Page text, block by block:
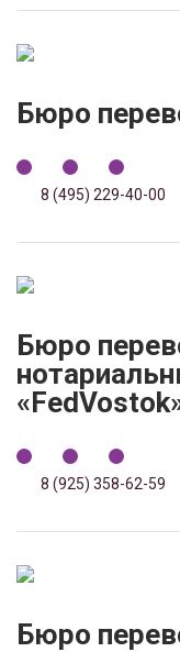
Бюро
8 (495) 229-40-00
Бюро
8 (925) 358-62-59
Бюро